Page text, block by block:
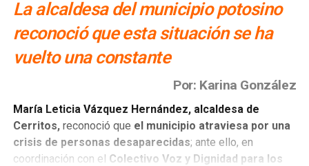
La alcaldesa del municipio potosino
reconoció que esta situación se ha
vuelto una constante
Por: Karina González
María Leticia Vázquez Hernández, alcaldesa de
Cerritos,reconoció que el municipio atraviesa por una
crisis de personas desaparecidas; ante ello, en
coordinación con el Colectivo Voz y Dignidad para los